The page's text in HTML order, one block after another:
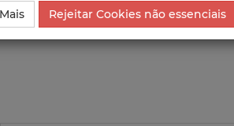
Visualizações
Rejeitar Cookies não essenciais